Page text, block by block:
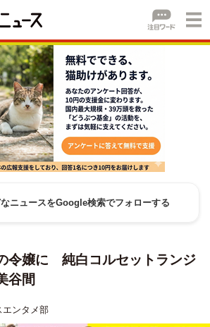
なニュースをGoogle検索でフォローする
令嬢に 純白コルセットランジ
谷間
エンタメ部